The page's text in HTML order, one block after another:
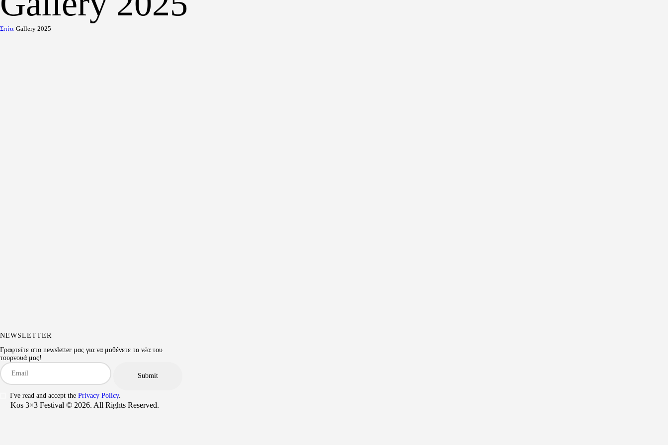
Σπίτι Gallery 2025
NEWSLETTER
Γραφτείτε στο newsletter μας για να μαθένετε τα νέα του
τουρνουά μας!
I've read and accept the Privacy Policy.
Kos 3×3 Festival © 2026. All Rights Reserved.